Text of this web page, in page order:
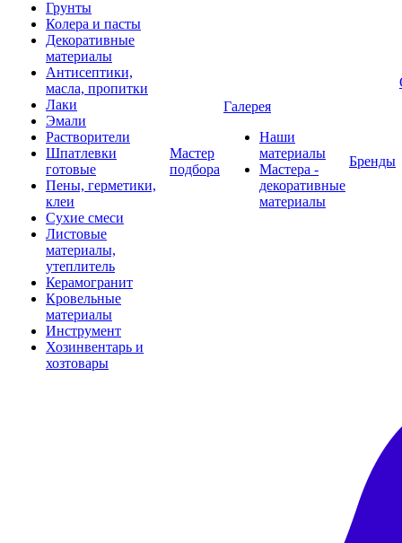
Грунты
Колера и пасты
Декоративные
материалы
Антисептики,
масла, пропитки
Лаки
Эмали
Растворители
Шпатлевки
готовые
Пены, герметики,
клеи
Сухие смеси
Листовые
материалы,
утеплитель
Керамогранит
Кровельные
материалы
Инструмент
Хозинвентарь и
хозтовары
Мастер
подбора
Галерея
Наши
материалы
Мастера -
декоративные
материалы
Бренды